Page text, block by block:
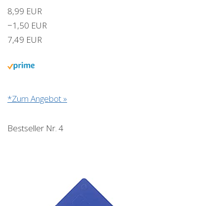
8,99 EUR
−1,50 EUR
7,49 EUR
*Zum Angebot »
Bestseller Nr. 4